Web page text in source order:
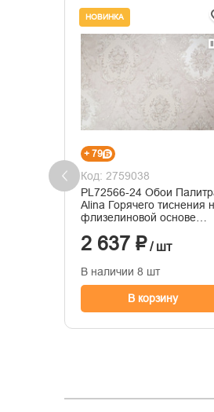
НОВИНКА
+ 79
Код: 2759038
PL72566-24 Обои
Alina Горячего тиснения
флизелиновой основе
2 637 ₽ / шт
В наличии 8 шт
В корзину